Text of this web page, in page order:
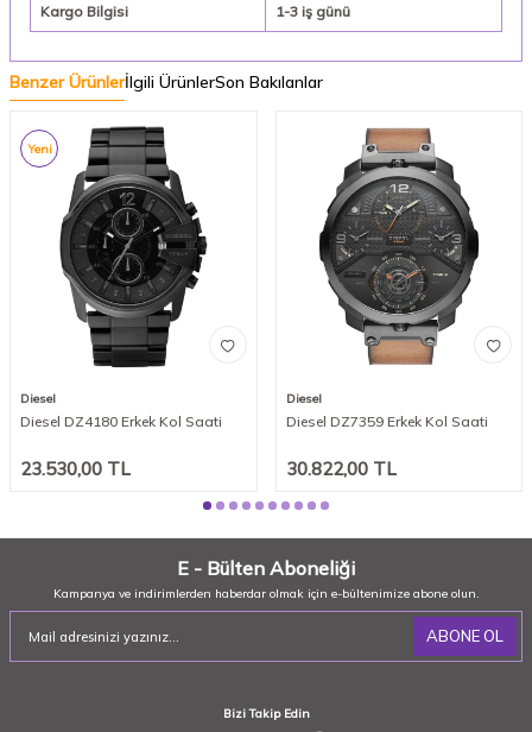
Kargo Bilgisi 1-3 iş günü
Benzer Ürünlerİlgili ÜrünlerSon Bakılanlar
Yeni
Diesel
Diesel DZ4180 Erkek Kol Saati
23.530,00 TL
Diesel
Diesel DZ7359 Erkek Kol Saati
30.822,00TL
E - Bülten Aboneliği
Kampanya ve indirimlerden haberdar olmak için e-bültenimize abone olun.
ABONE OL
Bizi Takip Edin